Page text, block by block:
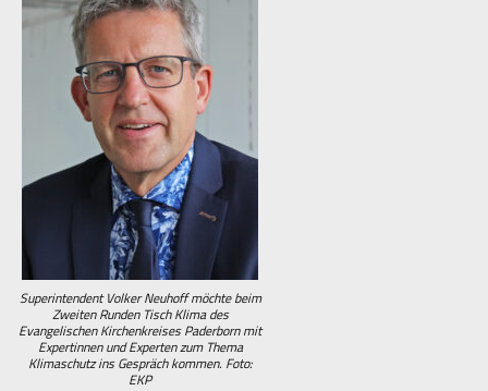
Superintendent Volker Neuhoff möchte beim
Zweiten Runden Tisch Klima des
Evangelischen Kirchenkreises Paderborn mit
Expertinnen und Experten zum Thema
Klimaschutz ins Gespräch kommen. Foto:
EKP